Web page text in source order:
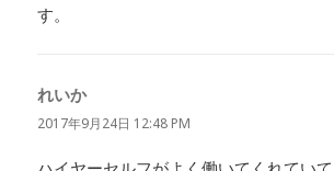
す。
れいかよ
り:
2017年9月24日 12:48 PM